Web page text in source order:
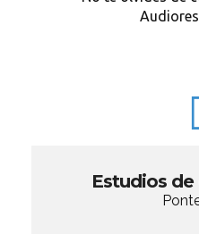
Estudios